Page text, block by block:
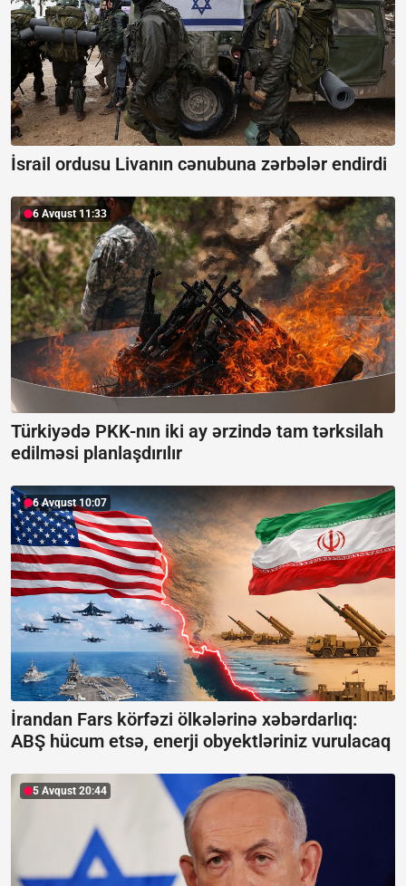
İsrail ordusu Livanın cənubuna zərbələr endirdi
6 Avqust 11:33
Türkiyədə PKK-nın iki ay ərzində tam tərksilah
edilməsi planlaşdırılır
6 Avqust 10:07
İrandan Fars körfəzi ölkələrinə xəbərdarlıq:
ABŞ hücum etsə, enerji obyektləriniz vurulacaq
5 Avqust 20:44